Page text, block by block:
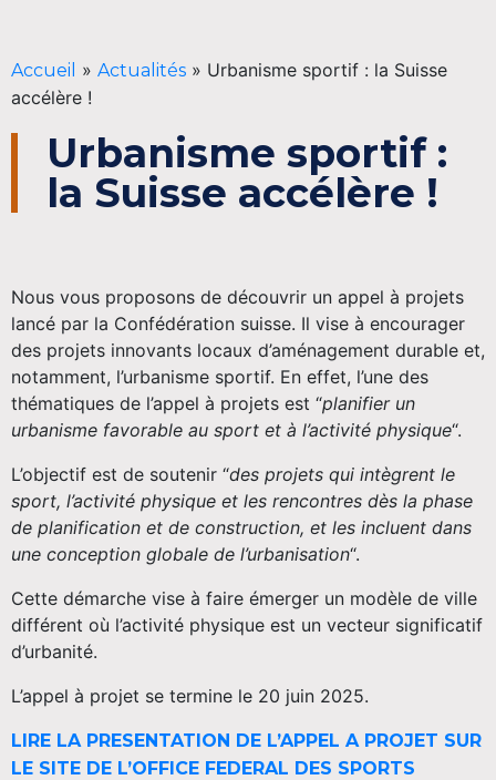
Accueil » Actualités » Urbanisme sportif : la Suisse
accélère !
Urbanisme sportif :
la Suisse accélère !
Nous vous proposons de découvrir un appel à projets
lancé par la Confédération suisse. Il vise à encourager
des projets innovants locaux d’aménagement durable et,
notamment, l’urbanisme sportif. En effet, l’une des
thématiques de l’appel à projets est “planifier un
urbanisme favorable au sport et à l’activité physique“.
L’objectif est de soutenir “des projets qui intègrent le
sport, l’activité physique et les rencontres dès la phase
de planification et de construction, et les incluent dans
une conception globale de l’urbanisation“.
Cette démarche vise à faire émerger un modèle de ville
différent où l’activité physique est un vecteur significatif
d’urbanité.
L’appel à projet se termine le 20 juin 2025.
LIRE LA PRESENTATION DE L’APPEL A PROJET SUR
LE SITE DE L’OFFICE FEDERAL DES SPORTS